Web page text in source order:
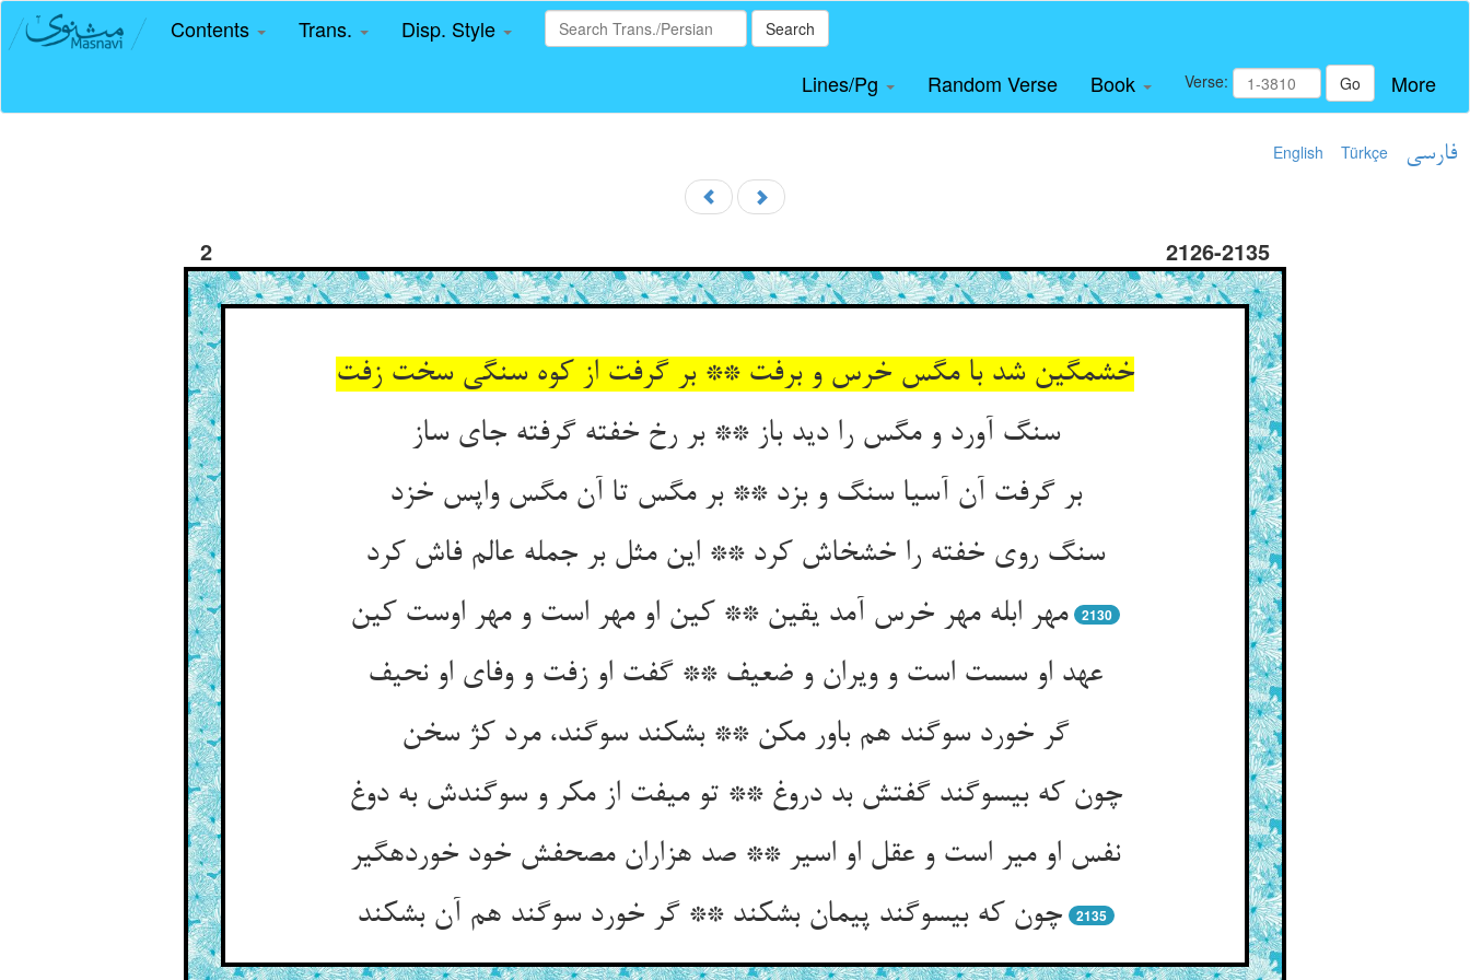
Contents Trans. Disp. Style Search
Lines/Pg Random Verse Book Verse: Go More
English Türkçe فارسی
2 2126-2135
خشمگین شد با مگس خرس و برفت ** بر گرفت از کوه سنگی سخت زفت‏
سنگ آورد و مگس را دید باز ** بر رخ خفته گرفته جای ساز
بر گرفت آن آسیا سنگ و بزد ** بر مگس تا آن مگس واپس خزد
سنگ روی خفته را خشخاش کرد ** این مثل بر جمله عالم فاش کرد
مهر ابله مهر خرس آمد یقین ** کین او مهر است و مهر اوست کین‏
2130
عهد او سست است و ویران و ضعیف ** گفت او زفت و وفای او نحیف‏
گر خورد سوگند هم باور مکن ** بشکند سوگند، مرد کژ سخن‏
چون که بی‏سوگند گفتش بد دروغ ** تو میفت از مکر و سوگندش به دوغ‏
نفس او میر است و عقل او اسیر ** صد هزاران مصحفش خود خورده‏گیر
چون که بی‏سوگند پیمان بشکند ** گر خورد سوگند هم آن بشکند
2135